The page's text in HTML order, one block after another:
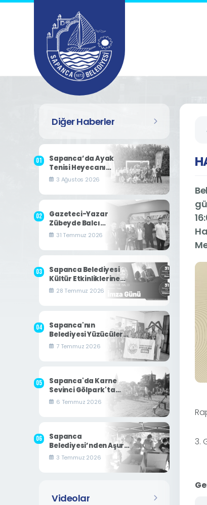
Diğer Haberler
Sapanca’da Ayak
Tenisi Heyecanı
Yaşandı
3 Ağustos 2026
Gazeteci-Yazar
Zübeyde Balcı
Sapanca'da
Okurlarıyla Buluştu
31 Temmuz 2026
Sapanca Belediyesi
Kültür Etkinliklerine
Gazeteci-Yazar
Zübeyde Balcı Konuk
28 Temmuz 2026
Sapanca'nın
Belediyesi Yüzücüleri
Mersin'den
7 Temmuz 2026
Sapanca'da Karne
Sevinci Gölpark'ta
Yaşandı
6 Temmuz 2026
Sapanca
Belediyesi’nden Aşure
İkramı
3 Temmuz 2026
Videolar
3.